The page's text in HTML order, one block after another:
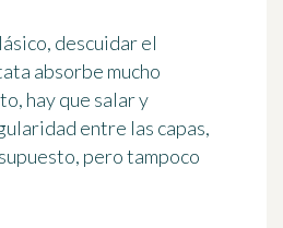
descuidar el
absorbe mucho
hay que salar y
entre las capas,
pero tampoco